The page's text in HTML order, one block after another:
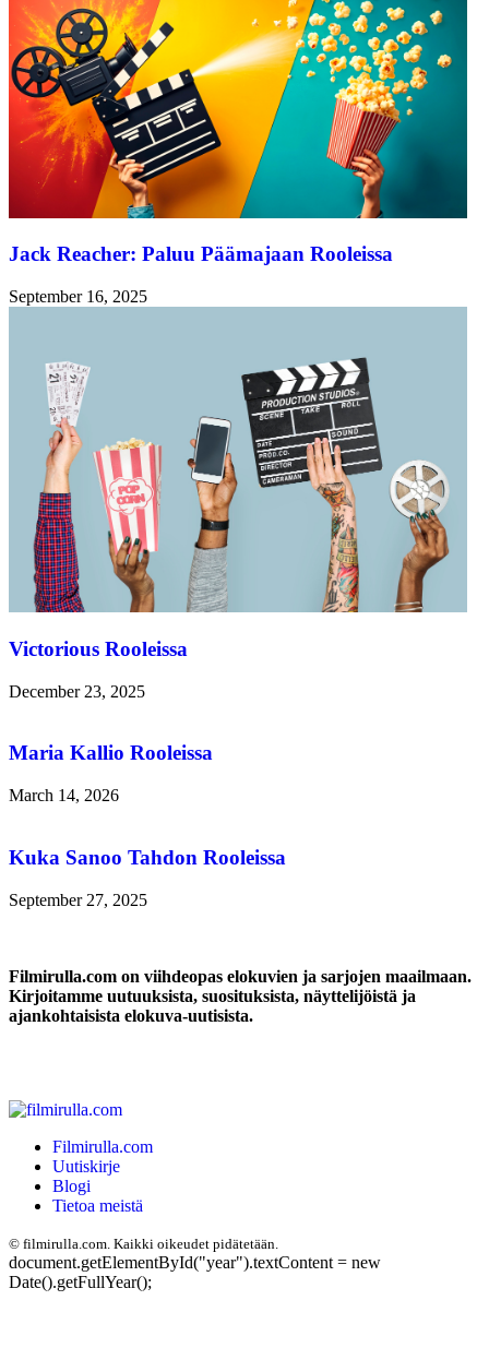
Jack Reacher: Paluu Päämajaan Rooleissa
September 16, 2025
Victorious Rooleissa
December 23, 2025
Maria Kallio Rooleissa
March 14, 2026
Kuka Sanoo Tahdon Rooleissa
September 27, 2025
Filmirulla.com on viihdeopas elokuvien ja sarjojen maailmaan.
Kirjoitamme uutuuksista, suosituksista, näyttelijöistä ja
ajankohtaisista elokuva-uutisista.
Filmirulla.com
Uutiskirje
Blogi
Tietoa meistä
© filmirulla.com. Kaikki oikeudet pidätetään.
document.getElementById("year").textContent = new
Date().getFullYear();